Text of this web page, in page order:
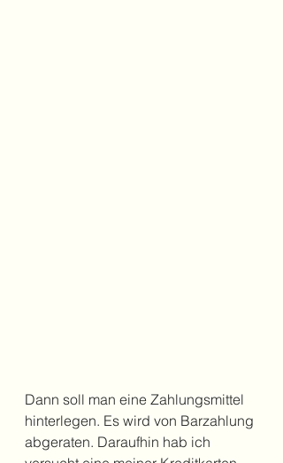
Dann soll man eine Zahlungsmittel
hinterlegen. Es wird von Barzahlung
abgeraten. Daraufhin hab ich